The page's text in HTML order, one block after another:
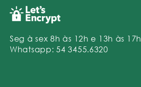
Seg à sex 8h às 12h e 13h às 17h
Whatsapp: 54 3455.6320